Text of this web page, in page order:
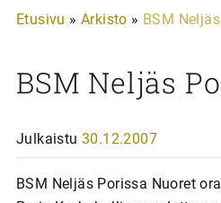
Etusivu » Arkisto » BSM
BSM Neljäs
Julkaistu 30.12.2007
BSM Neljäs Porissa Nuoret